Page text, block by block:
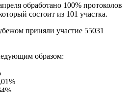
обработано 100% протоколов
состоит из 101 участка.
приняли участие 55031
образом: